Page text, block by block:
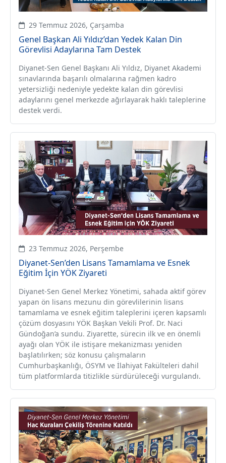
29 Temmuz 2026, Çarşamba
Genel Başkan Ali Yıldız’dan Yedek Kalan Din
Görevlisi Adaylarına Tam Destek
Diyanet-Sen Genel Başkanı Ali Yıldız, Diyanet Akademi
sınavlarında başarılı olmalarına rağmen kadro
yetersizliği nedeniyle yedekte kalan din görevlisi
adaylarını genel merkezde ağırlayarak haklı taleplerine
destek verdi.
23 Temmuz 2026, Perşembe
Diyanet-Sen’den Lisans Tamamlama ve Esnek
Eğitim İçin YÖK Ziyareti
Diyanet-Sen Genel Merkez Yönetimi, sahada aktif görev
yapan ön lisans mezunu din görevlilerinin lisans
tamamlama ve esnek eğitim taleplerini içeren kapsamlı
çözüm dosyasını YÖK Başkan Vekili Prof. Dr. Naci
Gündoğan’a sundu. Ziyarette, sürecin ilk ve en önemli
ayağı olan YÖK ile istişare mekanizması yeniden
başlatılırken; söz konusu çalışmaların
Cumhurbaşkanlığı, ÖSYM ve İlahiyat Fakülteleri dahil
tüm platformlarda titizlikle sürdürüleceği vurgulandı.